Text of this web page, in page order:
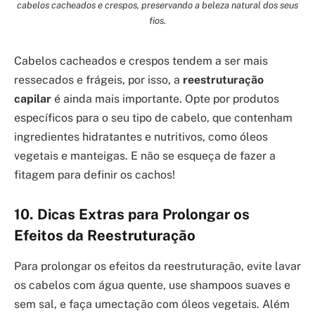
cabelos cacheados e crespos, preservando a beleza natural dos seus
fios.
Cabelos cacheados e crespos tendem a ser mais
ressecados e frágeis, por isso, a reestruturação
capilar é ainda mais importante. Opte por produtos
específicos para o seu tipo de cabelo, que contenham
ingredientes hidratantes e nutritivos, como óleos
vegetais e manteigas. E não se esqueça de fazer a
fitagem para definir os cachos!
10. Dicas Extras para Prolongar os
Efeitos da Reestruturação
Para prolongar os efeitos da reestruturação, evite lavar
os cabelos com água quente, use shampoos suaves e
sem sal, e faça umectação com óleos vegetais. Além